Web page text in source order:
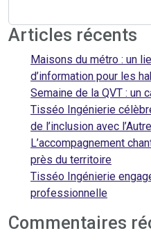
Articles récents
Maisons du métro : un
d’information pour les
Semaine de la QVT : un
Tisséo Ingénierie
de l’inclusion avec
L’accompagnement
près du territoire
Tisséo Ingénierie
professionnelle
Commentaires